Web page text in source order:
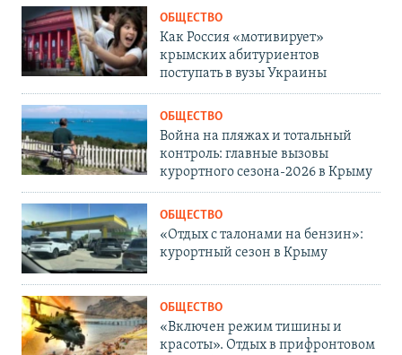
ОБЩЕСТВО
Как Россия «мотивирует»
крымских абитуриентов
поступать в вузы Украины
ОБЩЕСТВО
Война на пляжах и тотальный
контроль: главные вызовы
курортного сезона-2026 в Крыму
ОБЩЕСТВО
«Отдых с талонами на бензин»:
курортный сезон в Крыму
ОБЩЕСТВО
«Включен режим тишины и
красоты». Отдых в прифронтовом